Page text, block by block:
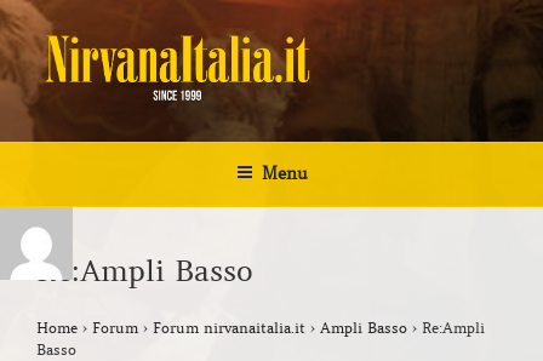
Salta
al
contenuto
NIRVANA ITALIA
Menu
Re:Ampli Basso
Home › Forum › Forum nirvanaitalia.it › Ampli Basso › Re:Ampli
Basso